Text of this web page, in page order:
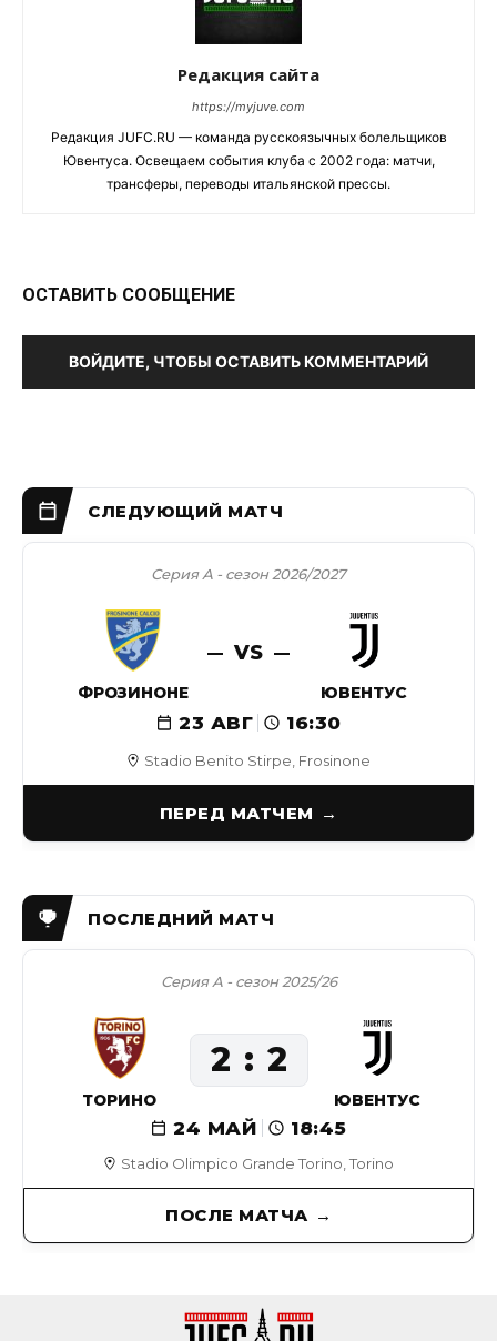
Редакция сайта
https://myjuve.com
Редакция JUFC.RU — команда русскоязычных болельщиков
Ювентуса. Освещаем события клуба с 2002 года: матчи,
трансферы, переводы итальянской прессы.
ОСТАВИТЬ СООБЩЕНИЕ
ВОЙДИТЕ, ЧТОБЫ ОСТАВИТЬ КОММЕНТАРИЙ
Stadio Benito Stirpe, Frosinone
Серия А - сезон 2026/2027
ФРОЗИНОНЕ
VS
ЮВЕНТУС
23 АВГ 16:30
ПЕРЕД МАТЧЕМ
Stadio Olimpico Grande Torino, Torino
Серия А - сезон 2025/26
24 МАЙ 18:45
ТОРИНО
2 2
ЮВЕНТУС
ПОСЛЕ МАТЧА